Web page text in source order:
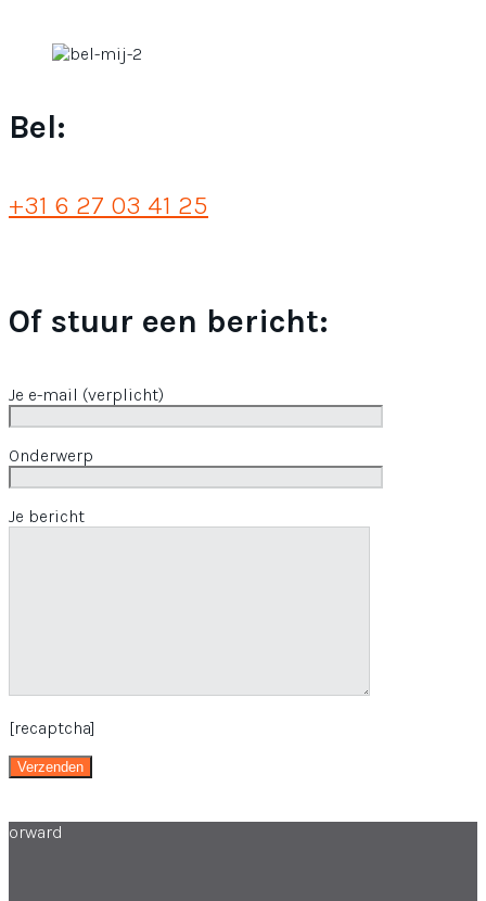
Bel:
+31 6 27 03 41 25
Of stuur een bericht:
Je e-mail (verplicht)
Onderwerp
Je bericht
[recaptcha]